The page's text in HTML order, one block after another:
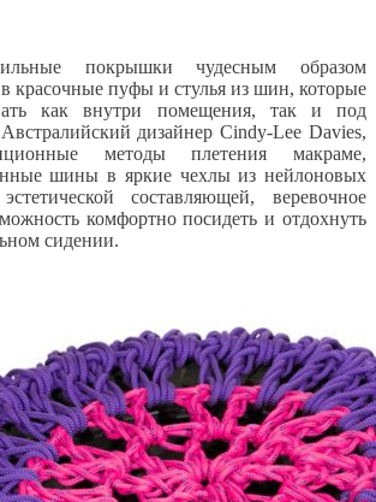
покрышки чудесным образом
красочные пуфы и стулья из шин, которые
как внутри помещения, так и под
дизайнер Cindy-Lee Davies,
методы плетения макраме,
шины в яркие чехлы из нейлоновых
составляющей, веревочное
комфортно посидеть и отдохнуть
сидении.